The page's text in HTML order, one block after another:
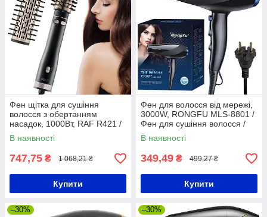
Фен щітка для сушіння
волосся з обертанням
насадок, 1000Вт, RAF R421 /
Фен браш / Фен стайлер для
укладання волосся
В наявності
747,75 ₴ 1 068,21 ₴
Купити
Фен для волосся від мережі,
3000W, RONGFU MLS-8801 /
Фен для сушіння волосся /
Фен для укладання волосся
В наявності
349,49 ₴ 499,27 ₴
Купити
–30% –30%